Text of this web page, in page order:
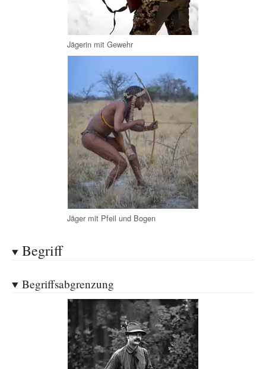
Jägerin mit Gewehr
Jäger mit Pfeil und Bogen
Begriff
Begriffsabgrenzung